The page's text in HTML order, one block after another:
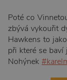
Poté co
zbývá vykouřit
Hawkens to
při které se
Nohýnek